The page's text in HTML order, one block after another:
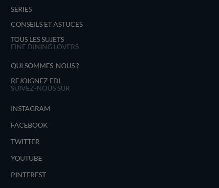
SÉRIES
CONSEILS ET ASTUCES
TOUS LES SUJETS
FINE DINING LOVERS
QUI SOMMES-NOUS ?
REJOIGNEZ FDL
SUIVEZ-NOUS SUR
INSTAGRAM
FACEBOOK
TWITTER
YOUTUBE
PINTEREST